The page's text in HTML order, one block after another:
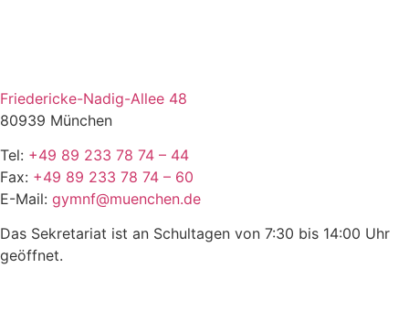
Friedericke-Nadig-Allee 48
80939 München
Tel: +49 89 233 78 74 – 44
Fax: +49 89 233 78 74 – 60
E-Mail: gymnf@muenchen.de
Das Sekretariat ist an Schultagen von 7:30 bis 14:00 Uhr
geöffnet.